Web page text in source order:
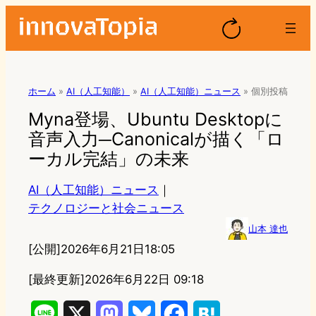
ホーム » AI（人工知能） » AI（人工知能）ニュース » 個別投稿
Myna登場、Ubuntu Desktopに
音声入力─Canonicalが描く「ロ
ーカル完結」の未来
AI（人工知能）ニュース ｜
テクノロジーと社会ニュース
山本 達也
[公開]2026年6月21日18:05
[最終更新]2026年6月22日 09:18